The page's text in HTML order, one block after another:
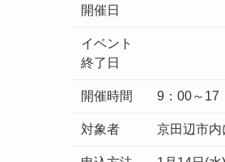
開催日
イベント
終了日
開催時間 9：00～17
対象者 京田辺市